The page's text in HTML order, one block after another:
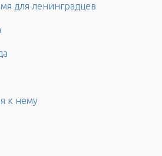
для ленинградцев
к нему